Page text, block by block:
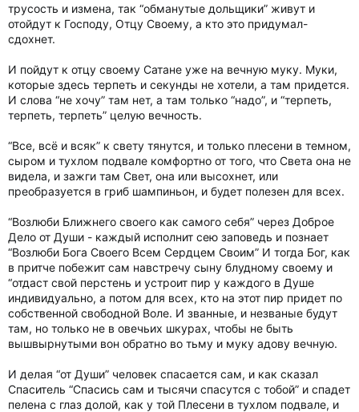
трусость и измена, так “обманутые дольщики” живут и
отойдут к Господу, Отцу Своему, а кто это придумал-
сдохнет.
И пойдут к отцу своему Сатане уже на вечную муку. Муки,
которые здесь терпеть и секунды не хотели, а там придется.
И слова “не хочу” там нет, а там только “надо”, и “терпеть,
терпеть, терпеть” целую вечность.
“Все, всё и всяк” к свету тянутся, и только плесени в темном,
сыром и тухлом подвале комфортно от того, что Света она не
видела, и зажги там Свет, она или высохнет, или
преобразуется в гриб шампиньон, и будет полезен для всех.
“Возлюби Ближнего своего как самого себя” через Доброе
Дело от Души - каждый исполнит сею заповедь и познает
“Возлюби Бога Своего Всем Сердцем Своим” И тогда Бог, как
в притче побежит сам навстречу сыну блудному своему и
“отдаст свой перстень и устроит пир у каждого в Душе
индивидуально, а потом для всех, кто на этот пир придет по
собственной свободной Воле. И званные, и незваные будут
там, но только не в овечьих шкурах, чтобы не быть
вышвырнутыми вон обратно во тьму и муку адову вечную.
И делая “от Души” человек спасается сам, и как сказал
Спаситель “Спасись сам и тысячи спасутся с тобой” и спадет
пелена с глаз долой, как у той Плесени в тухлом подвале, и